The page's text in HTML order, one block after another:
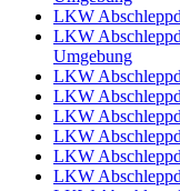
LKW
LKW
Umgebung
LKW
LKW
LKW
LKW
LKW
LKW